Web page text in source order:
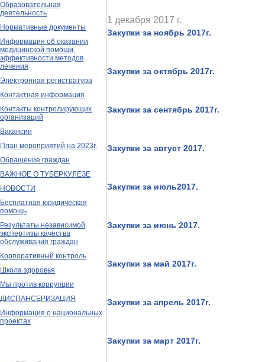
Образовательная
деятельность
Нормативные документы
Информация об оказании
медицинской помощи,
эффективности методов
лечения
Электронная регистратура
Контактная информация
Контакты контролирующих
организаций
Вакансии
План мероприятий на 2023г.
Обращение граждан
ВАЖНОЕ О ТУБЕРКУЛЕЗЕ
НОВОСТИ
Бесплатная юридическая
помощь
Результаты независимой
экспертизы качества
обслуживания граждан
Корпоративный контроль
Школа здоровья
Мы против коррупции
ДИСПАНСЕРИЗАЦИЯ
Информация о национальных
проектах
1 декабря 2017 г.
Закупки за ноябрь 2017г.
Закупки за октябрь 2017г.
Закупки за сентябрь 2017г.
Закупки за август 2017.
Закупки за июль2017.
Закупки за июнь 2017.
Закупки за май 2017г.
Закупки за апрель 2017г.
Закупки за март 2017г.